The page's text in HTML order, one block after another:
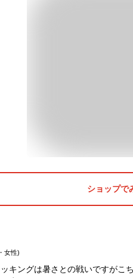
ショップで
女性)
キングは暑さとの戦いですがこ